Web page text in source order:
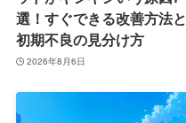
選！すぐできる改善方法と
初期不良の見分け方
2026年8月6日